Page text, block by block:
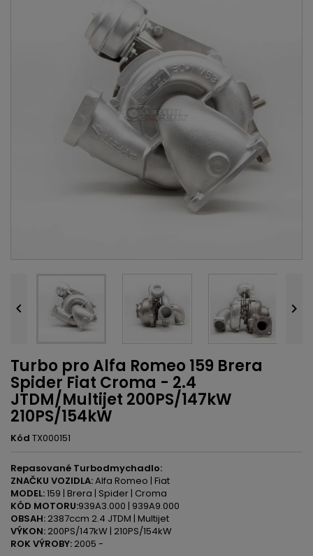
 
Turbo pro Alfa Romeo 159 Brera
Spider Fiat Croma - 2.4
JTDM/Multijet 200PS/147kW
210PS/154kW
Kód TX000151
Repasované Turbodmychadlo:
ZNAČKU VOZIDLA:Alfa Romeo | Fiat
MODEL:159 | Brera | Spider | Croma
KÓD MOTORU:939A3.000 | 939A9.000
OBSAH: 2387ccm 2.4 JTDM | Multijet
VÝKON: 200PS/147kW | 210PS/154kW
ROK VÝROBY: 2005 -